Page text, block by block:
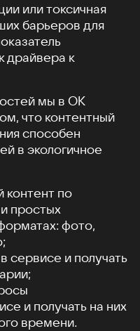
или токсичная
барьеров для
драйвера к
мы в ОК
что контентный
способен
в экологичное
контент по
простых
фото,
сервисе и получать
и получать на них
времени.